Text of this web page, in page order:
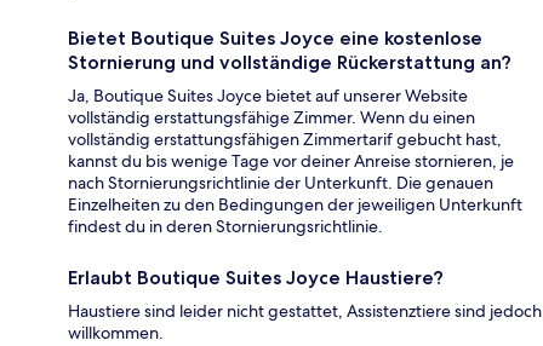
Bietet Boutique Suites Joyce eine kostenlose
Stornierung und vollständige Rückerstattung an?
Ja, Boutique Suites Joyce bietet auf unserer Website
vollständig erstattungsfähige Zimmer. Wenn du einen
vollständig erstattungsfähigen Zimmertarif gebucht hast,
kannst du bis wenige Tage vor deiner Anreise stornieren, je
nach Stornierungsrichtlinie der Unterkunft. Die genauen
Einzelheiten zu den Bedingungen der jeweiligen Unterkunft
findest du in deren Stornierungsrichtlinie.
Erlaubt Boutique Suites Joyce Haustiere?
Haustiere sind leider nicht gestattet, Assistenztiere sind jedoch
willkommen.